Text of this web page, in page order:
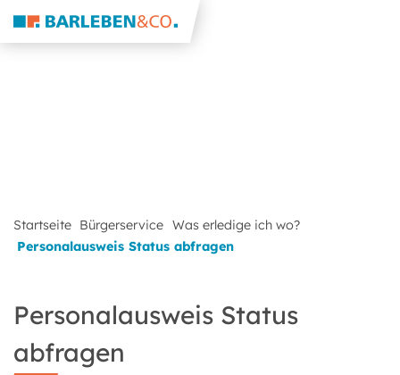
Startseite Bürgerservice Was erledige ich wo?
Personalausweis Status abfragen
Personalausweis Status
abfragen